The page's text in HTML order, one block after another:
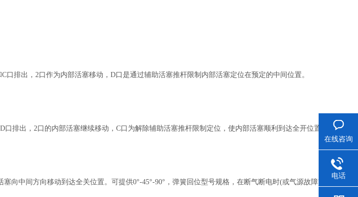
口排出，2口作为内部活塞移动，D口是通过辅助活塞推杆限制内部活塞定位在预定的中间位置。
口排出，2口的内部活塞继续移动，C口为解除辅助活塞推杆限制定位，使内部活塞顺利到达全开位置。
向中间方向移动到达全关位置。可提供0°-45°-90°，弹簧回位型号规格，在断气断电时(或气源故障)，通过
在线咨询
电话